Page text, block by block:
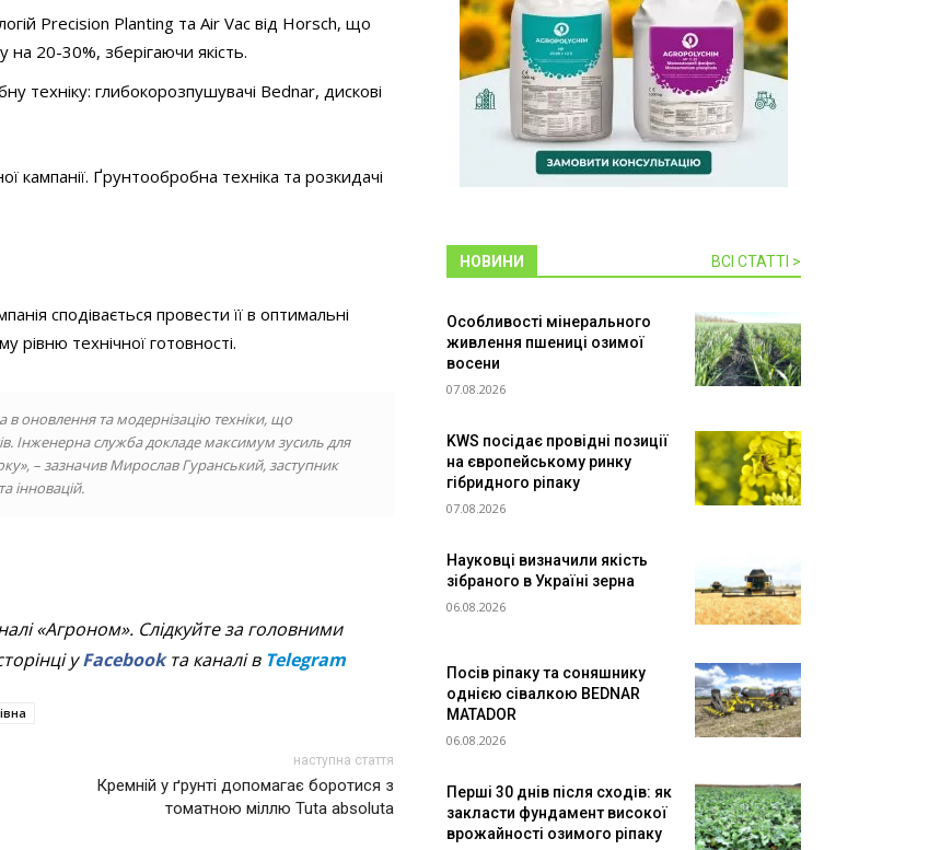
Precision Planting та Air Vac від Horsch, що
на 20-30%, зберігаючи якість.
техніку: глибокорозпушувачі Bednar, дискові
кампанії. Ґрунтообробна техніка та розкидачі
сподівається провести її в оптимальні
рівню технічної готовності.
в оновлення та модернізацію техніки, що
Інженерна служба докладе максимум зусиль для
– зазначив Мирослав Гуранський, заступник
інновацій.
«Агроном». Слідкуйте за головними
уFacebookта каналі в Telegram
наступна стаття
Кремній у ґрунті допомагає боротися з
томатною міллю Tuta absoluta
НОВИНИ ВСІ СТАТТІ >
Особливості мінерального
живлення пшениці озимої
восени
07.08.2026
KWS посідає провідні позиції
на європейському ринку
гібридного ріпаку
07.08.2026
Науковці визначили якість
зібраного в Україні зерна
06.08.2026
Посів ріпаку та соняшнику
однією сівалкою BEDNAR
MATADOR
06.08.2026
Перші 30 днів після сходів: як
закласти фундамент високої
врожайності озимого ріпаку